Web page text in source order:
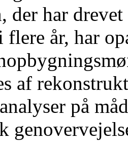
der har
flere år, har
af
på